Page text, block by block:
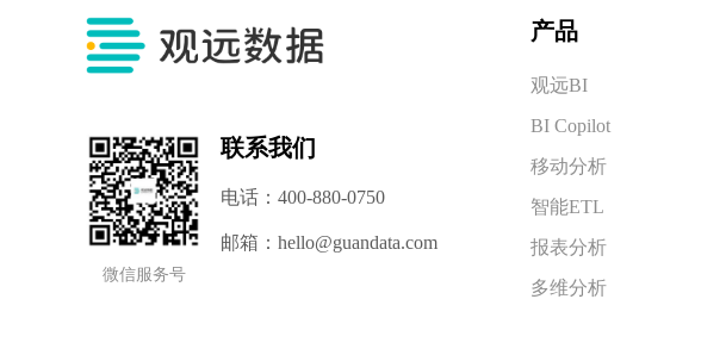
微信服务号
联系我们
电话：400-880-0750
邮箱：hello@guandata.com
产品
观远BI
BI Copilot
移动分析
智能ETL
报表分析
多维分析